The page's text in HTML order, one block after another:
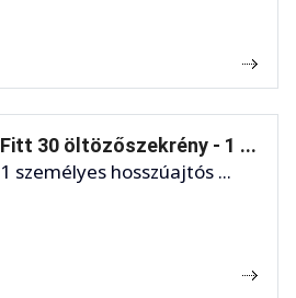
Fitt 30 öltözőszekrény - 1 ...
1 személyes hosszúajtós ...